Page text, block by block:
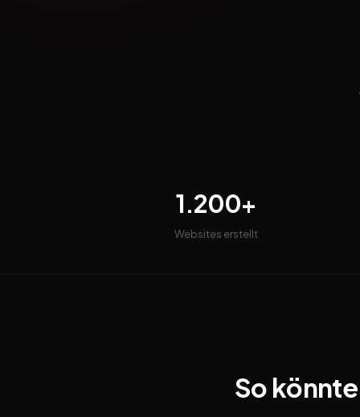
1.200+
Websites erstellt
So